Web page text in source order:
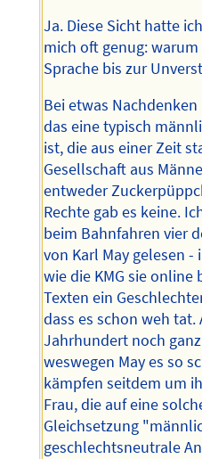
Ja. Diese Sicht hatte
mich oft genug:
Sprache bis zur
Bei etwas
das eine typisch
ist, die aus einer Zeit
Gesellschaft aus
entweder
Rechte gab es keine.
beim Bahnfahren vier
von Karl May gelesen
wie die KMG sie
Texten ein
dass es schon weh tat.
Jahrhundert noch
weswegen May es so
kämpfen seitdem um
Frau, die auf eine
Gleichsetzung
geschlechtsneutrale